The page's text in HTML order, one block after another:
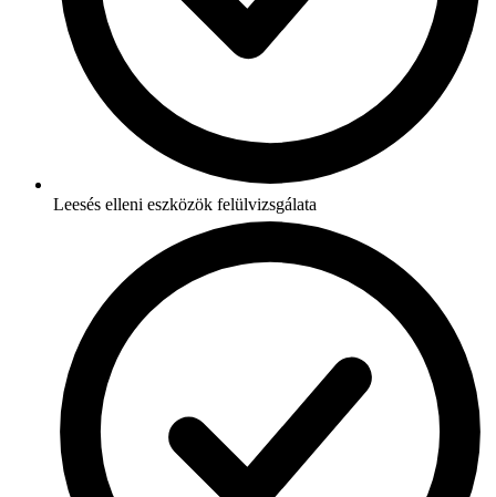
Leesés elleni eszközök felülvizsgálata